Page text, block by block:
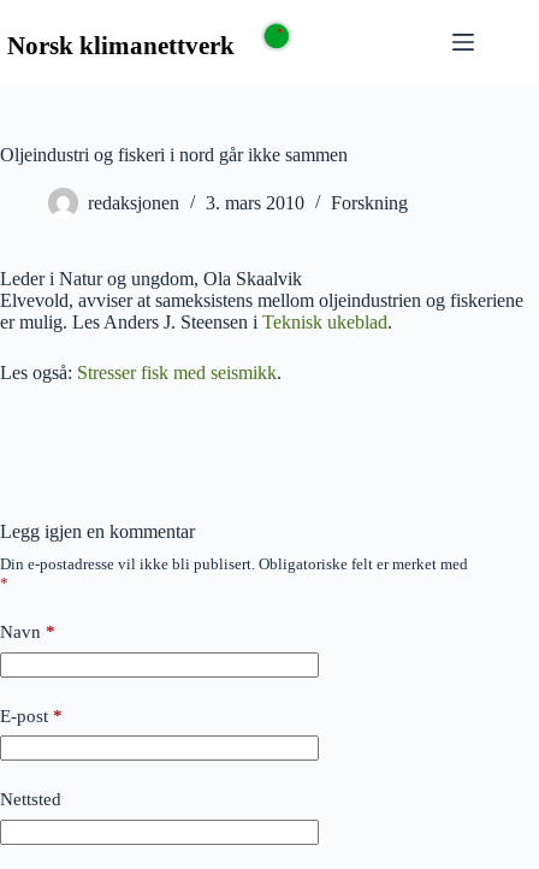
Oljeindustri og fiskeri i nord går ikke sammen
redaksjonen 3. mars 2010 Forskning
Leder i Natur og ungdom, Ola Skaalvik
Elvevold, avviser at sameksistens mellom oljeindustrien og fiskeriene
er mulig. Les Anders J. Steensen i Teknisk ukeblad.
Les også: Stresser fisk med seismikk.
Legg igjen en kommentar
Din e-postadresse vil ikke bli publisert. Obligatoriske felt er merket med
*
Navn *
E-post *
Nettsted